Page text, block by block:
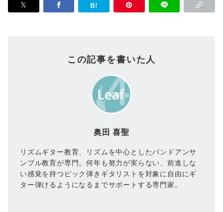
この記事を書いた人
奥田 喜聖
リズムギター教育、リズムを中心としたバンドアンサ
ンブル教育が専門。何年も努力が実らない、前進しな
い感覚を持つピック弾きギタリストを対象に自由にギ
ター弾けるようになるまでサポートする専門家。